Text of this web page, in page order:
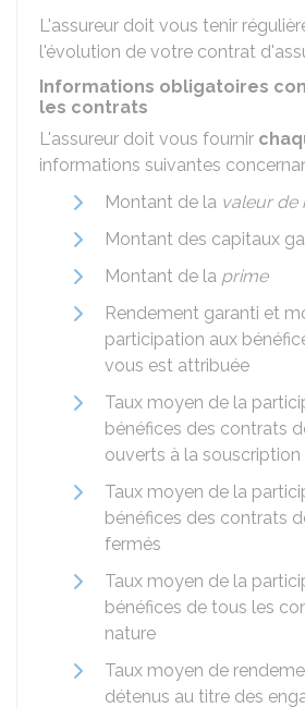
L'assureur doit vous tenir
l'évolution de votre contrat
Informations obligatoires
les contrats
L'assureur doit vous fournir
informations suivantes
Montant de la valeur de
Montant des capitaux
Montant de la prime
Rendement garanti et
participation aux
vous est attribuée
Taux moyen de la
bénéfices des contrats
ouverts à la souscription
Taux moyen de la
bénéfices des contrats
fermés
Taux moyen de la
bénéfices de tous les
nature
Taux moyen de
détenus au titre des